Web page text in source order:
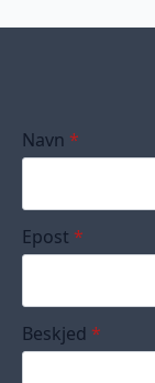
Navn *
Epost *
Beskjed *